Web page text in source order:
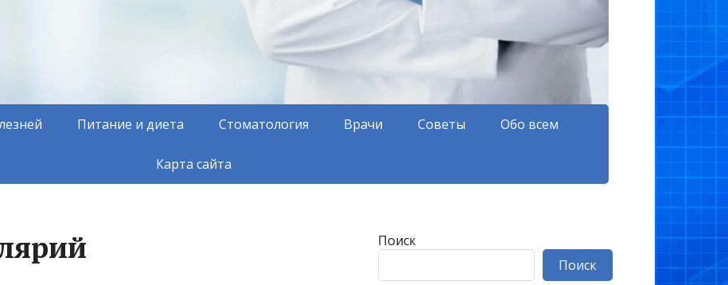
Питание и диета Стоматология Врачи Советы Обо всем
Карта сайта
Поиск
Поиск